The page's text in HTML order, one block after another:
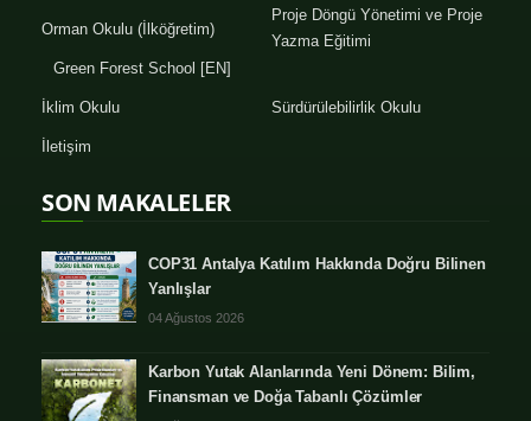
Proje Döngü Yönetimi ve Proje
Yazma Eğitimi
Orman Okulu (İlköğretim)
Green Forest School [EN]
İklim Okulu Sürdürülebilirlik Okulu
İletişim
SON MAKALELER
COP31 Antalya Katılım Hakkında Doğru Bilinen
Yanlışlar
04 Ağustos 2026
Karbon Yutak Alanlarında Yeni Dönem: Bilim,
Finansman ve Doğa Tabanlı Çözümler